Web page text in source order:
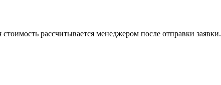
рассчитывается менеджером после отправки заявки.